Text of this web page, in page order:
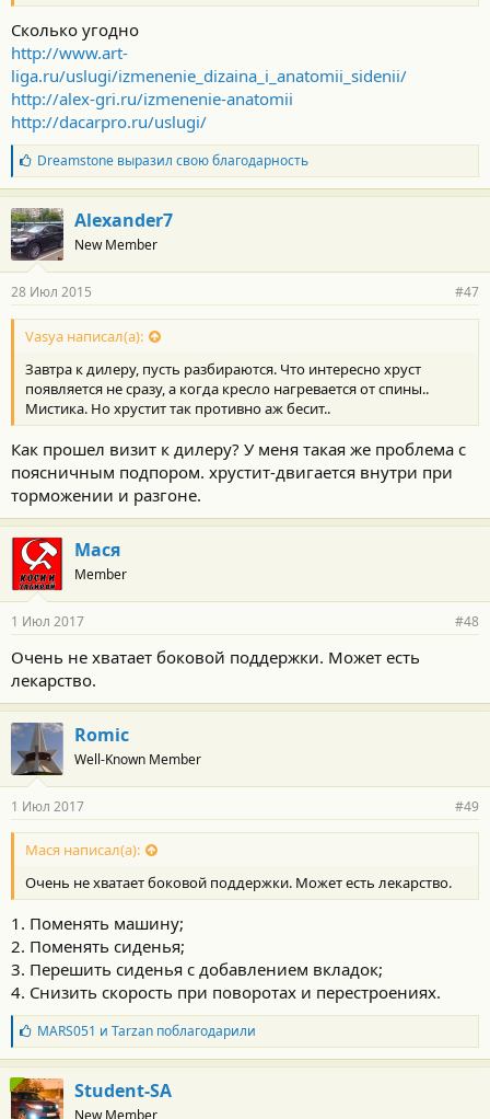
Сколько угодно
http://www.art-
liga.ru/uslugi/izmenenie_dizaina_i_anatomii_sidenii/
http://alex-gri.ru/izmenenie-anatomii
http://dacarpro.ru/uslugi/
Б
л
а
г
о
д
а
н
о
с
и
:
Dreamstoneвыразил свою благодарность
Alexander7
New Member
28 Июл 2015 #47
Vasya написал(а):
Завтра к дилеру, пусть разбираются. Что интересно хруст
появляется не сразу, а когда кресло нагревается от спины..
Мистика. Но хрустит так противно аж бесит..
Как прошел визит к дилеру? У меня такая же проблема с
поясничным подпором. хрустит-двигается внутри при
торможении и разгоне.
Мася
Member
1 Июл 2017 #48
Очень не хватает боковой поддержки. Может есть
лекарство.
Romic
Well-Known Member
1 Июл 2017 #49
Мася написал(а):
Очень не хватает боковой поддержки. Может есть лекарство.
1. Поменять машину;
2. Поменять сиденья;
3. Перешить сиденья с добавлением вкладок;
4. Снизить скорость при поворотах и перестроениях.
Б
л
а
г
о
MARS051 и Tarzanпоблагодарили
Student-SA